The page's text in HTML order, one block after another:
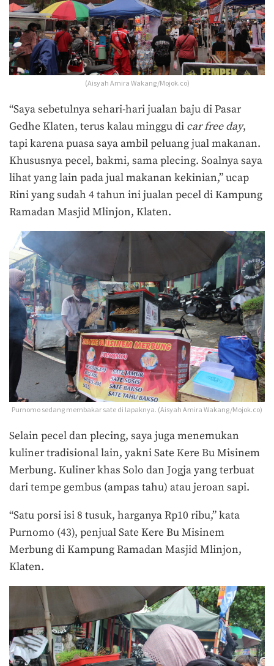
(Aisyah Amira Wakang/Mojok.co)
“Saya sebetulnya sehari-hari jualan baju di Pasar
Gedhe Klaten, terus kalau minggu di car free day,
tapi karena puasa saya ambil peluang jual makanan.
Khususnya pecel, bakmi, sama plecing. Soalnya saya
lihat yang lain pada jual makanan kekinian,” ucap
Rini yang sudah 4 tahun ini jualan pecel di Kampung
Ramadan Masjid Mlinjon, Klaten.
Purnomo sedang membakar sate di lapaknya. (Aisyah Amira Wakang/Mojok.co)
Selain pecel dan plecing, saya juga menemukan
kuliner tradisional lain, yakni Sate Kere Bu Misinem
Merbung. Kuliner khas Solo dan Jogja yang terbuat
dari tempe gembus (ampas tahu) atau jeroan sapi.
“Satu porsi isi 8 tusuk, harganya Rp10 ribu,” kata
Purnomo (43), penjual Sate Kere Bu Misinem
Merbung di Kampung Ramadan Masjid Mlinjon,
Klaten.